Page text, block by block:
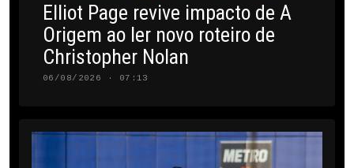
Elliot Page revive impacto de A
Origem ao ler novo roteiro de
Christopher Nolan
06/08/2026 · 07:13